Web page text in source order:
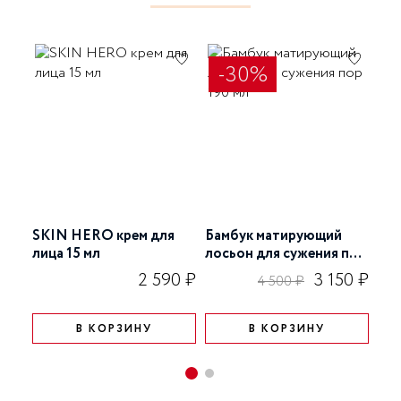
SKIN HERO крем для
лица 15 мл
2 590 ₽
В КОРЗИНУ
-30%
Бамбук матирующий
лосьон для сужения пор
4 500 ₽ 3 150 ₽
В КОРЗИНУ